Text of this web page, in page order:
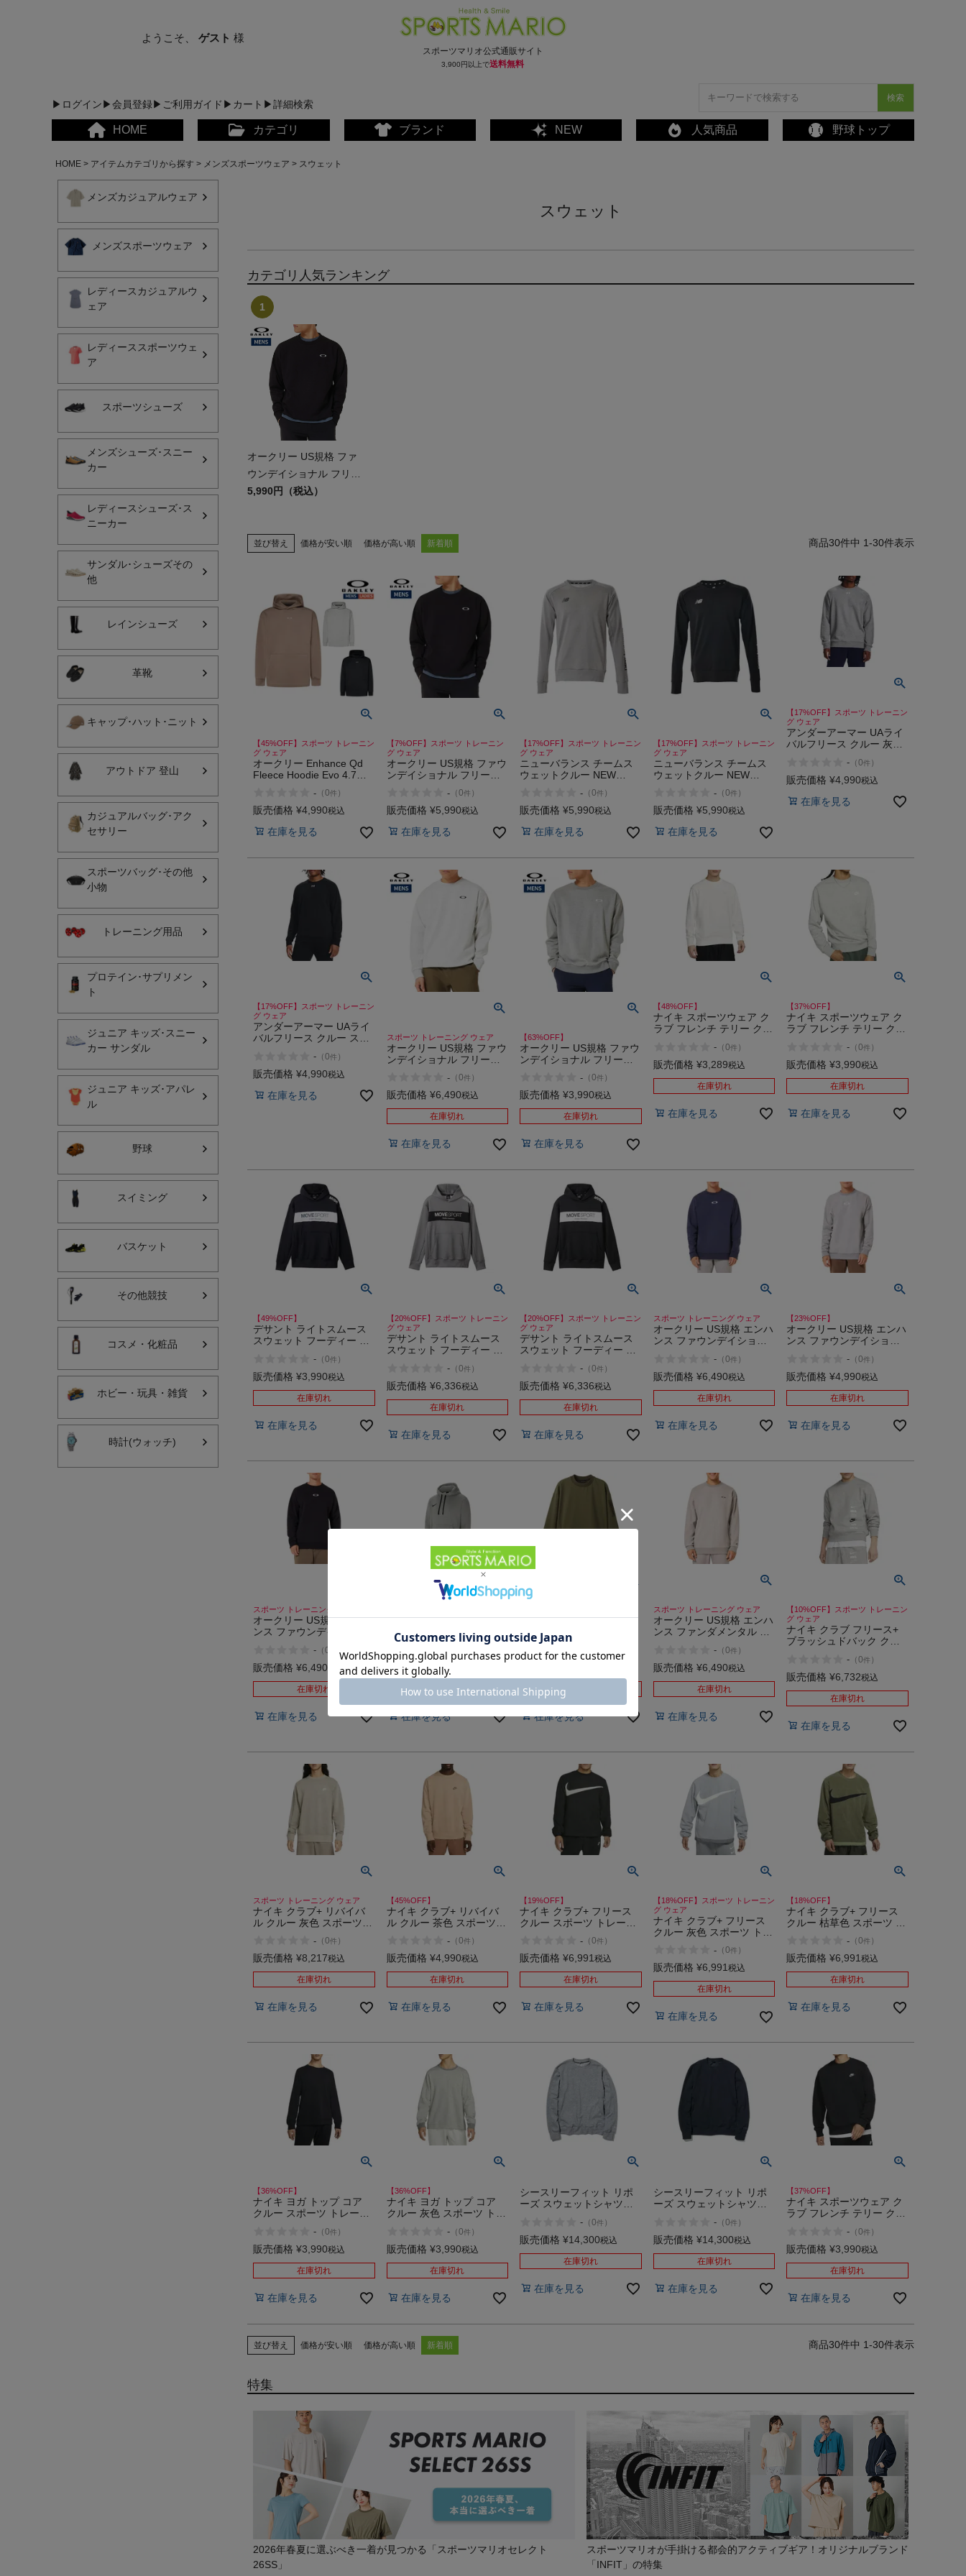
スポーツマリオ公式通販サイト
3,900円以上で送料無料
ようこそ、 ゲスト様
▶ログイン▶会員登録▶ご利用ガイド ▶カート ▶詳細検索
検索
HOME カテゴリ
メンズスポーツウェア
レディーススポーツウェア
スポーツシューズ
メンズシューズ･スニーカー
レディースシューズ･スニーカー
サンダル･シューズその他
アウトドア 登山
キャンプ・フェス
通学
全てのシーンを見る
インフィット INFIT
サックス SAXX
オン On
ブランド NEW 人気商品 野球トップ
HOME アイテムカテゴリから探す メンズスポーツウェア スウェット
メンズカジュアルウェア
メンズスポーツウェア
レディースカジュアルウ
ェア
レディーススポーツウェ
ア
スポーツシューズ
メンズシューズ･スニー
カー
レディースシューズ･ス
ニーカー
サンダル･シューズその
他
レインシューズ
革靴
キャップ･ハット･ニット
アウトドア 登山
カジュアルバッグ･アク
セサリー
スポーツバッグ･その他
小物
トレーニング用品
プロテイン･サプリメン
ト
ジュニア キッズ･スニー
カー サンダル
ジュニア キッズ･アパレ
ル
野球
スイミング
バスケット
その他競技
コスメ・化粧品
ホビー・玩具・雑貨
時計(ウォッチ)
スウェット
カテゴリ人気ランキング
オークリー US規格 ファ
ウンデイショナル フリー
ス 長袖 クルー OAKLEY
5,990円（税込）
並び替え 価格が安い順 価格が高い順 新着順 30件中 1-30件表示
【45%OFF】スポーツ トレーニン
グ ウェア
オークリー Enhance Qd
Fleece Hoodie Evo 4.7
- （0件 ）
販売価格 ¥4,990税込
在庫を見る
【7%OFF】スポーツ トレーニン
グ ウェア
オークリー US規格 ファウ
ンデイショナル フリース
Foundational Fleece L/S
Crew 4.0
-（0件 ）
販売価格 ¥5,990税込
在庫を見る
【17%OFF】スポーツ トレーニン
グ ウェア
ニューバランス チームス
ウェットクルー NEW
- （0件 ）
販売価格 ¥5,990税込
在庫を見る
【17%OFF】スポーツ トレーニン
グ ウェア
ニューバランス チームス
ウェットクルー NEW
-（0件 ）
販売価格 ¥5,990税込
在庫を見る
【17%OFF】スポーツ トレーニン
グ ウェア
アンダーアーマー UAライ
バルフリース クルー 灰色
ウェット トレーナー
UNDER ARMOUR
- （0件 ）
販売価格 ¥4,990税込
在庫を見る
【17%OFF】スポーツ トレーニン
グ ウェア
アンダーアーマー UAライ
バルフリース クルー スポ
ット トレーナー UNDER
ARMOUR
- （0件 ）
販売価格 ¥4,990税込
在庫を見る
スポーツ トレーニング ウェア
オークリー US規格 ファウ
ンデイショナル フリース
Foundational Fleece L/S
Crew
-（0件 ）
販売価格 ¥6,490税込
在庫切れ
在庫を見る
【63%OFF】
オークリー US規格 ファウ
ンデイショナル フリース
Foundational Fleece L/S
Crew アウトレット セール
- （0件 ）
販売価格 ¥3,990税込
在庫切れ
在庫を見る
【48%OFF】
ナイキ スポーツウェア ク
ラブ フレンチ テリー クル
スウェット トレーナー
NIKE アウトレット セール
-（0件 ）
販売価格 ¥3,289税込
在庫切れ
在庫を見る
【37%OFF】
ナイキ スポーツウェア ク
ラブ フレンチ テリー クル
スウェット トレーナー
NIKE アウトレット セール
- （0件 ）
販売価格 ¥3,990税込
在庫切れ
在庫を見る
【49%OFF】
デサント ライトスムース
スウェット フーディー ス
オーバー パーカー
DESCENTE アウトレット
- （0件 ）
販売価格 ¥3,990税込
在庫切れ
在庫を見る
【20%OFF】スポーツ トレーニン
グ ウェア
デサント ライトスムース
スウェット フーディー 灰
プルオーバー パーカー
DESCENTE
-（0件 ）
販売価格 ¥6,336税込
在庫切れ
在庫を見る
【20%OFF】スポーツ トレーニン
グ ウェア
デサント ライトスムース
スウェット フーディー ス
オーバー パーカー
DESCENTE
- （0件 ）
販売価格 ¥6,336税込
在庫切れ
在庫を見る
スポーツ トレーニング ウェア
オークリー US規格 エンハ
ンス ファウンデイショナ
ツ トレーニング スウェッ
ト トレーナー OAKLEY En
-（0件 ）
販売価格 ¥6,490税込
在庫切れ
在庫を見る
【23%OFF】
オークリー US規格 エンハ
ンス ファウンデイショナ
スポーツ トレーニング ス
ウェット トレーナー
Fleece Crew 2.7
- （0件 ）
販売価格 ¥4,990税込
在庫切れ
在庫を見る
スポーツ トレーニング ウェア
オークリー US規格 エンハ
ンス ファウンデイショナ
ツ トレーニング スウェッ
ト トレーナー OAKLEY En
Foundational Fleece Crew
- （0
販売価格 ¥6,490 税込
在庫切れ
在庫を見る
ナイキ パーク20 フリース
プルオーバー フーディ ス
ウェット パーカー 防寒 カ
ジュアル ウェア NIKE 063
- ）
販売価格 ¥5,742
在庫切れ
在庫を見る
デサント トレーニングク
ルーネック 枯草色 スポー
ツ トレーニング スウェッ
ト トレーナー DESCENTE
在庫切れ
在庫を見る
スポーツ トレーニング ウェア
オークリー US規格 エンハ
ンス ファンダメンタル フ
ツ トレーニング スウェッ
ト トレーナー OAKLEY
Fleece Crew 1.0
-（0件 ）
販売価格 ¥6,490税込
在庫切れ
在庫を見る
【10%OFF】スポーツ トレーニン
グ ウェア
ナイキ クラブ フリース+
ブラッシュドバック クル
ング スウェット トレーナ
ー NIKE
- （0件 ）
販売価格 ¥6,732税込
在庫切れ
在庫を見る
スポーツ トレーニング ウェア
ナイキ クラブ+ リバイバ
ル クルー 灰色 スポーツ
トレーナー NIKE BB L/S
- （0件 ）
販売価格 ¥8,217税込
在庫切れ
在庫を見る
【45%OFF】
ナイキ クラブ+ リバイバ
ル クルー 茶色 スポーツ
トレーナー NIKE BB L/S
アウトレット セール
-（0件 ）
販売価格 ¥4,990税込
在庫切れ
在庫を見る
【19%OFF】
ナイキ クラブ+ フリース
クルー スポーツ トレーニ
ー NIKE WNTR L/S
- （0件 ）
販売価格 ¥6,991税込
在庫切れ
在庫を見る
【18%OFF】スポーツ トレーニン
グ ウェア
ナイキ クラブ+ フリース
クルー 灰色 スポーツ トレ
ーナー NIKE WNTR L/S
-（0件 ）
販売価格 ¥6,991 税込
在庫切れ
在庫を見る
【18%OFF】
ナイキ クラブ+ フリース
クルー 枯草色 スポーツ ト
レーナー NIKE WNTR L/S
- （0件 ）
販売価格 ¥6,991税込
在庫切れ
在庫を見る
【36%OFF】
ナイキ ヨガ トップ コア
クルー スポーツ トレーニ
ー NIKE アウトレット セ
ール
- （0件 ）
販売価格 ¥3,990税込
在庫切れ
在庫を見る
【36%OFF】
ナイキ ヨガ トップ コア
クルー 灰色 スポーツ トレ
ーナー NIKE アウトレット
セール
-（0件 ）
販売価格 ¥3,990税込
在庫切れ
在庫を見る
シースリーフィット リポ
ーズ スウェットシャツ
- （0件 ）
販売価格 ¥14,300税込
在庫切れ
在庫を見る
シースリーフィット リポ
ーズ スウェットシャツ
-（0件 ）
販売価格 ¥14,300税込
在庫切れ
在庫を見る
【37%OFF】
ナイキ スポーツウェア ク
ラブ フレンチ テリー クル
スウェット トレーナー
NIKE アウトレット セール
- （0件 ）
販売価格 ¥3,990税込
在庫切れ
在庫を見る
並び替え 価格が安い順 価格が高い順 新着順 30件中 1-30件表示
特集
2026年春夏に選ぶべき一着が見つかる「スポーツマリオセレクト
26SS」
スポーツマリオが手掛ける都会的アクティブギア！オリジナルブランド
「INFIT」の特集